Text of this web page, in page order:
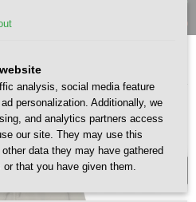
SHOPPING CART
(0)
>Carhartt Wip OG Active Jacket Leaf
UNISEX
analysis, social media feature
personalization. Additionally, we
and analytics partners access
our site. They may use this
data they may have gathered
that you have given them.